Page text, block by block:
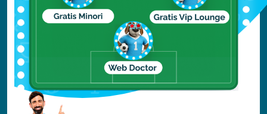
Temperature medie
min. 19° / max 26°